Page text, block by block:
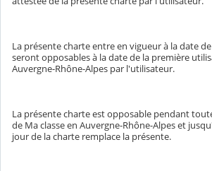
La présente charte entre en vigueur à la date
seront opposables à la date de la première
Auvergne-Rhône-Alpes par l'utilisateur.
La présente charte est opposable pendant
de Ma classe en Auvergne-Rhône-Alpes et
jour de la charte remplace la présente.